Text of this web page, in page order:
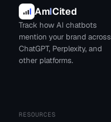
AmICited
Track how AI chatbots
mention your brand across
ChatGPT, Perplexity, and
other platforms.
RESOURCES